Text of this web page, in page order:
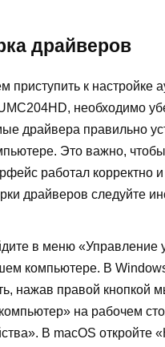
драйверов
приступить к настройке
необходимо
драйвера правильно
Это важно, чтобы
работал корректно
драйверов следуйте
в меню «Управление
компьютере. В
нажав правой кнопкой
на рабочем
В macOS откройте